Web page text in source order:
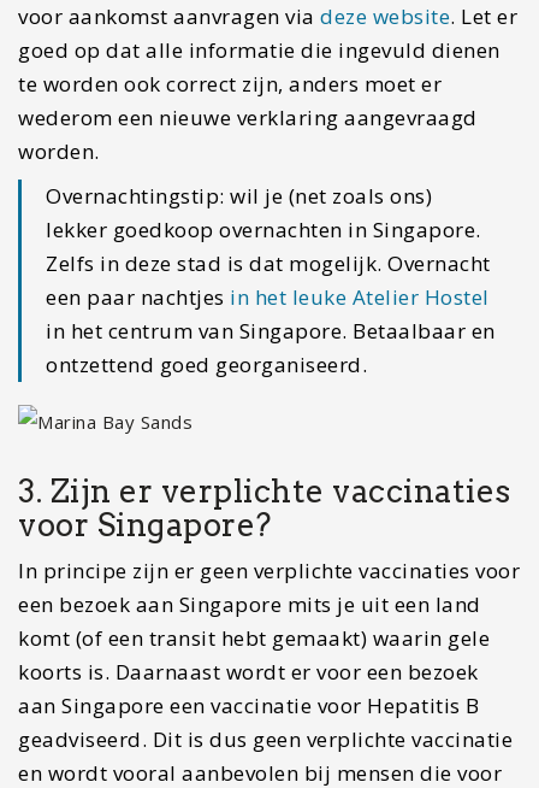
voor aankomst aanvragen via deze website. Let er
goed op dat alle informatie die ingevuld dienen
te worden ook correct zijn, anders moet er
wederom een nieuwe verklaring aangevraagd
worden.
Overnachtingstip: wil je (net zoals ons)
lekker goedkoop overnachten in Singapore.
Zelfs in deze stad is dat mogelijk. Overnacht
een paar nachtjes in het leuke Atelier Hostel
in het centrum van Singapore. Betaalbaar en
ontzettend goed georganiseerd.
3. Zijn er verplichte vaccinaties
voor Singapore?
In principe zijn er geen verplichte vaccinaties voor
een bezoek aan Singapore mits je uit een land
komt (of een transit hebt gemaakt) waarin gele
koorts is. Daarnaast wordt er voor een bezoek
aan Singapore een vaccinatie voor Hepatitis B
geadviseerd. Dit is dus geen verplichte vaccinatie
en wordt vooral aanbevolen bij mensen die voor